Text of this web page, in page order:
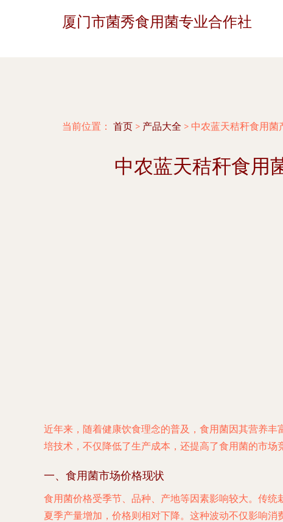
厦门市菌秀食用菌专业合作社
当前位置： 首页 > 产品大全 > 中农蓝天秸秆食用菌
中农蓝天秸秆食用
近年来，随着健康饮食理念的普及，食用菌因其营养
培技术，不仅降低了生产成本，还提高了食用菌的市场
一、食用菌市场价格现状
食用菌价格受季节、品种、产地等因素影响较大。传
夏季产量增加，价格则相对下降。这种波动不仅影响消